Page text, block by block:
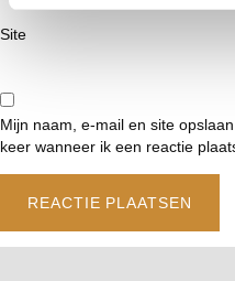
Site
Mijn naam, e-mail en site
keer wanneer ik een reactie